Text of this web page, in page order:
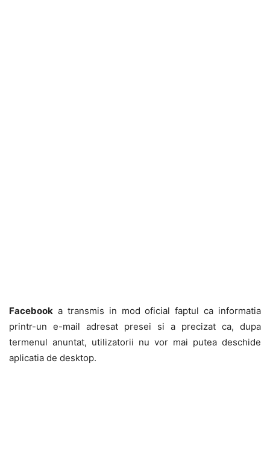
Facebook a transmis in mod oficial faptul ca informatia
printr-un e-mail adresat presei si a precizat ca, dupa
termenul anuntat, utilizatorii nu vor mai putea deschide
aplicatia de desktop.